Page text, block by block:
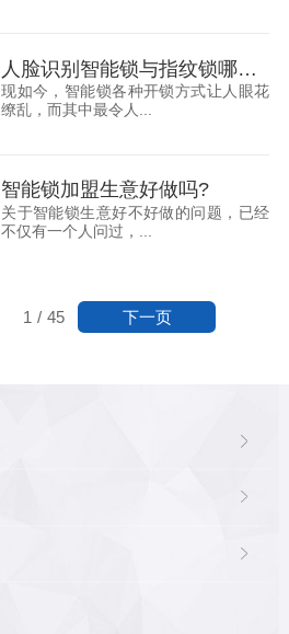
人脸识别智能锁与指纹锁哪个更安全？
现如今，智能锁各种开锁方式让人眼花
缭乱，而其中最令人...
智能锁加盟生意好做吗?
关于智能锁生意好不好做的问题，已经
不仅有一个人问过，...
1 / 45 下一页